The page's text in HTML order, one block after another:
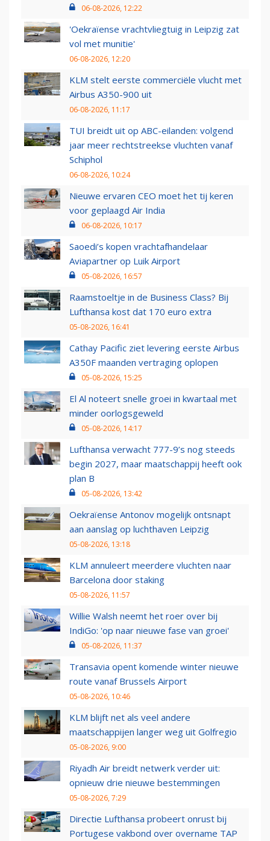
06-08-2026, 12:22
'Oekraïense vrachtvliegtuig in Leipzig zat
vol met munitie'
06-08-2026, 12:20
KLM stelt eerste commerciële vlucht met
Airbus A350-900 uit
06-08-2026, 11:17
TUI breidt uit op ABC-eilanden: volgend
jaar meer rechtstreekse vluchten vanaf
Schiphol
06-08-2026, 10:24
Nieuwe ervaren CEO moet het tij keren
voor geplaagd Air India
06-08-2026, 10:17
Saoedi’s kopen vrachtafhandelaar
Aviapartner op Luik Airport
05-08-2026, 16:57
Raamstoeltje in de Business Class? Bij
Lufthansa kost dat 170 euro extra
05-08-2026, 16:41
Cathay Pacific ziet levering eerste Airbus
A350F maanden vertraging oplopen
05-08-2026, 15:25
El Al noteert snelle groei in kwartaal met
minder oorlogsgeweld
05-08-2026, 14:17
Lufthansa verwacht 777-9’s nog steeds
begin 2027, maar maatschappij heeft ook
plan B
05-08-2026, 13:42
Oekraïense Antonov mogelijk ontsnapt
aan aanslag op luchthaven Leipzig
05-08-2026, 13:18
KLM annuleert meerdere vluchten naar
Barcelona door staking
05-08-2026, 11:57
Willie Walsh neemt het roer over bij
IndiGo: 'op naar nieuwe fase van groei'
05-08-2026, 11:37
Transavia opent komende winter nieuwe
route vanaf Brussels Airport
05-08-2026, 10:46
KLM blijft net als veel andere
maatschappijen langer weg uit Golfregio
05-08-2026, 9:00
Riyadh Air breidt netwerk verder uit:
opnieuw drie nieuwe bestemmingen
05-08-2026, 7:29
Directie Lufthansa probeert onrust bij
Portugese vakbond over overname TAP